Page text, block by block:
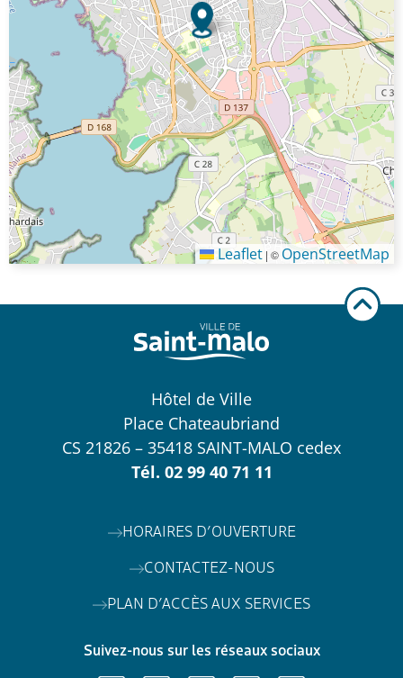
Leaflet | © OpenStreetMap
Hôtel de Ville
Place Chateaubriand
CS 21826 – 35418 SAINT-MALO cedex
Tél. 02 99 40 71 11
HORAIRES D’OUVERTURE
CONTACTEZ-NOUS
PLAN D’ACCÈS AUX SERVICES
Suivez-nous sur les réseaux sociaux